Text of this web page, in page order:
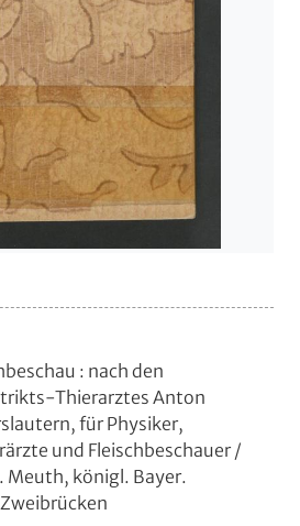
: nach den
Thierarztes Anton
für Physiker,
und Fleischbeschauer/
Meuth, königl. Bayer.